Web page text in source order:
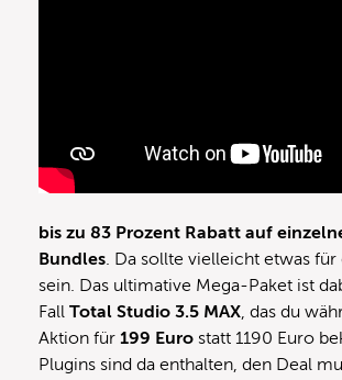
bis zu 83 Prozent Rabatt auf
Bundles. Da sollte vielleicht etwas für
sein. Das ultimative Mega-Paket ist
Fall Total Studio 3.5 MAX, das du
Aktion für 199 Euro statt 1190 Euro
Plugins sind da enthalten, den Deal